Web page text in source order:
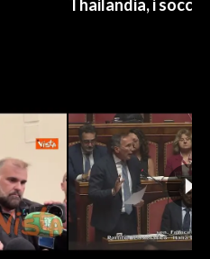
Thailandia, i